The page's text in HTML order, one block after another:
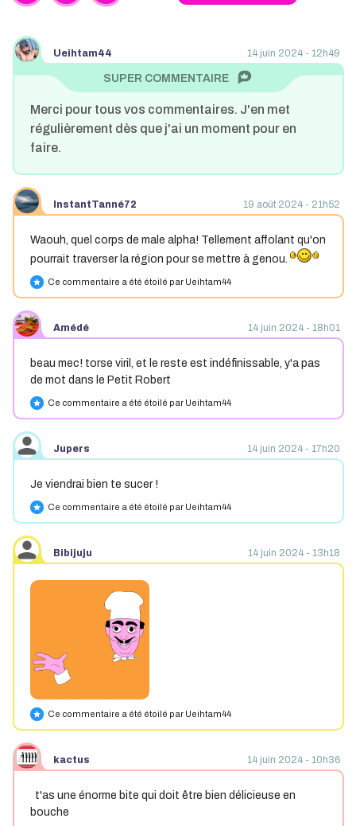
Ueihtam44 14 juin 2024 - 12h49
Merci pour tous vos commentaires. J'en met
régulièrement dès que j'ai un moment pour en
faire.
InstantTanné72 19 août 2024 - 21h52
Waouh, quel corps de male alpha! Tellement affolant qu'on
pourrait traverser la région pour se mettre à genou.
star Ce commentaire a été étoilé par Ueihtam44
Amédé 14 juin 2024 - 18h01
beau mec! torse viril, et le reste est indéfinissable, y'a pas
de mot dans le Petit Robert
star Ce commentaire a été étoilé par Ueihtam44
Jupers 14 juin 2024 - 17h20
Je viendrai bien te sucer !
star Ce commentaire a été étoilé par Ueihtam44
Bibijuju 14 juin 2024 - 13h18
star Ce commentaire a été étoilé par Ueihtam44
kactus 14 juin 2024 - 10h36
t'as une énorme bite qui doit être bien délicieuse en
bouche